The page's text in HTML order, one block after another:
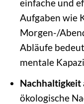
einfache und
Aufgaben wie
Morgen-/
Abläufe
mentale
Nachhaltigkeit
ökologische